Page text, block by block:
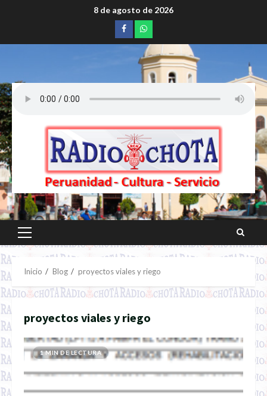
8 de agosto de 2026
Facebookwhatsapp
Menú
principal
Inicio Blog proyectos viales y riego
proyectos viales y riego
1 MIN DE LECTURA